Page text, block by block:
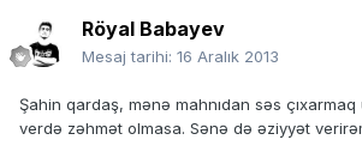
Röyal Babayev
Mesaj tarihi: 16 Aralık 2013
Şahin qardaş, mənə mahnıdan səs
verdə zəhmət olmasa. Sənə də əziyyət